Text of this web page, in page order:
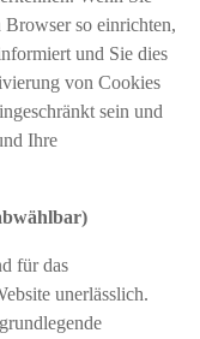
so einrichten,
und Sie dies
von Cookies
sein und
Ihre
für das
unerlässlich.